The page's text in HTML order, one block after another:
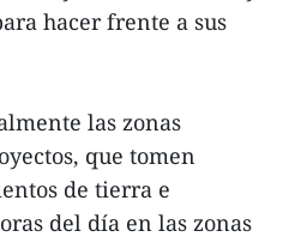
hacer frente a sus
las zonas
que tomen
de tierra e
del día en las zonas